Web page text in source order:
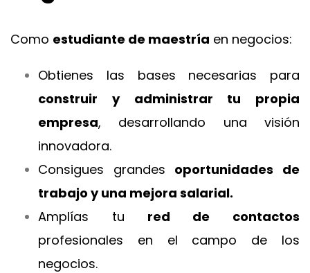
Como estudiante de maestría en negocios:
Obtienes las bases necesarias para
construir y administrar tu propia
empresa, desarrollando una visión
innovadora.
Consigues grandes oportunidades de
trabajo y una mejora salarial.
Amplías tu red de contactos
profesionales en el campo de los
negocios.